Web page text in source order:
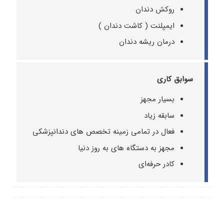
روکش دندان
ایمپلنت ( کاشت دندان )
درمان ریشه دندان
سوابق کاری
بسیار مجهز
سابقه زیاد
فعال در تمامی زمینه تخصص های دندانپزشکی
مجهز به دستگاه های به روز دنیا
کادر حرفه‌ای